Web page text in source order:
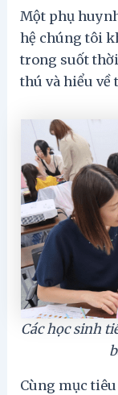
Một phụ
hệ chúng tôi
trong suốt
thú và hiểu về
Các học sinh
Cùng mục